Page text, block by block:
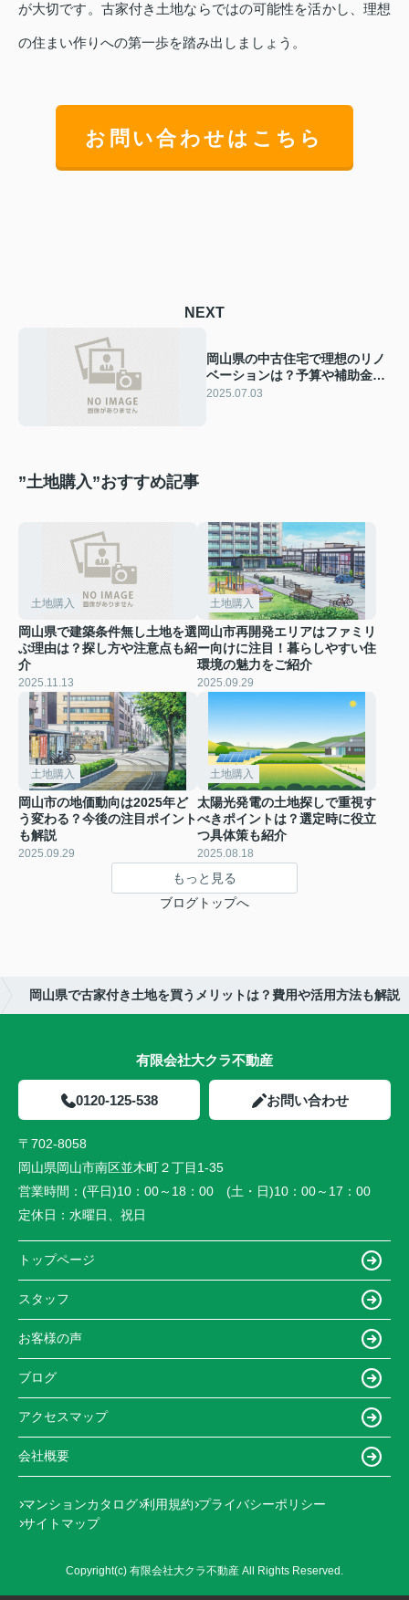
が大切です。古家付き土地ならではの可能性を活かし、理想
の住まい作りへの第一歩を踏み出しましょう。
お問い合わせはこちら
NEXT
岡山県の中古住宅で理想のリノ
ベーションは？予算や補助金活
用のコツも紹介
2025.07.03
”土地購入”おすすめ記事
土地購入
岡山県で建築条件無し土地を選
ぶ理由は？探し方や注意点も紹
介
2025.11.13
土地購入
岡山市再開発エリアはファミリ
ー向けに注目！暮らしやすい住
環境の魅力をご紹介
2025.09.29
土地購入
岡山市の地価動向は2025年ど
う変わる？今後の注目ポイント
も解説
2025.09.29
土地購入
太陽光発電の土地探しで重視す
べきポイントは？選定時に役立
つ具体策も紹介
2025.08.18
もっと見る
ブログトップへ
岡山県で古家付き土地を買うメリットは？費用や活用方法も解説
有限会社大クラ不動産
0120-125-538 お問い合わせ
〒702-8058
岡山県岡山市南区並木町２丁目1-35
営業時間： (平日)10：00～18：00 (土・日)10：00～17：00
定休日： 水曜日、祝日
トップページ
スタッフ
お客様の声
ブログ
アクセスマップ
会社概要
マンションカタログ 利用規約 プライバシーポリシー
サイトマップ
Copyright(c) 有限会社大クラ不動産 All Rights Reserved.